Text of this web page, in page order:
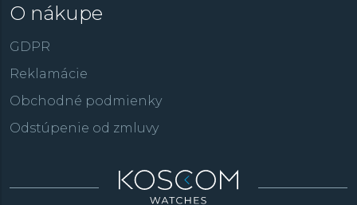
O nákupe
GDPR
Reklamácie
Obchodné podmienky
Odstúpenie od zmluvy